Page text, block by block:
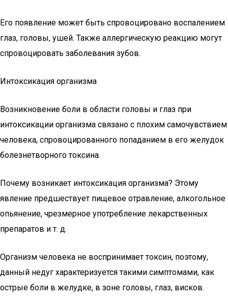
Его появление может быть спровоцировано воспалением
глаз, головы, ушей. Также аллергическую реакцию могут
спровоцировать заболевания зубов.
Интоксикация организма
Возникновение боли в области головы и глаз при
интоксикации организма связано с плохим самочувствием
человека, спровоцированного попаданием в его желудок
болезнетворного токсина.
Почему возникает интоксикация организма? Этому
явление предшествует пищевое отравление, алкогольное
опьянение, чрезмерное употребление лекарственных
препаратов и т. д.
Организм человека не воспринимает токсин, поэтому,
данный недуг характеризуется такими симптомами, как
острые боли в желудке, в зоне головы, глаз, висков.